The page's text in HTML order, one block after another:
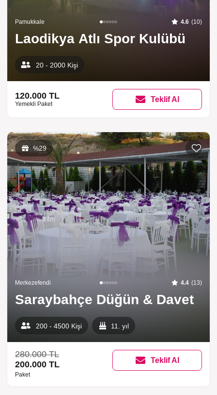
Pamukkale 4.6 (10)
Laodikya Atlı Spor Kulübü
20 - 2000 Kişi
120.000 TL
Yemekli Paket
Teklif Al
%29 Listeme
Merkezefendi 4.4 (13)
Saraybahçe Düğün & Davet
200 - 4500 Kişi 11. yıl
280.000 TL
200.000 TL
Paket
Teklif Al